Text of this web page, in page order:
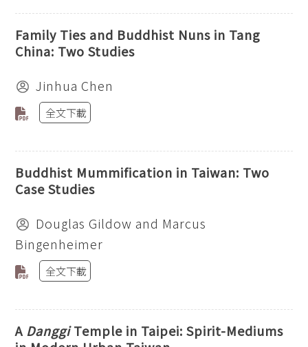
Family Ties and Buddhist Nuns in Tang
China: Two Studies
Jinhua Chen
全文下載
Buddhist Mummification in Taiwan: Two
Case Studies
Douglas Gildow and Marcus
Bingenheimer
全文下載
A DanggiTemple in Taipei: Spirit-Mediums